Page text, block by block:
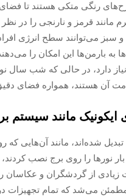
رنگی متکی هستند تا
مانند قرمز و نارنجی را در
بارمن‌ها این امکان را
دارد، در حالی که شب سال نو
آن هستند، همواره فضای
مانند سیستم
شده‌اند، مانند آن‌هایی
نورها را روی برج نصب
از گردشگران و عکاسان
مطمئن می‌شد که تمام